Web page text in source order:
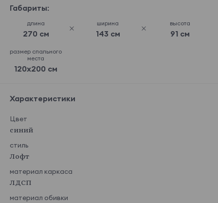
Габариты:
длина
270 см
ширина
143 см
высота
91 см
размер спального
места
120x200 см
Характеристики
Цвет
синий
стиль
Лофт
материал каркаса
ЛДСП
материал обивки